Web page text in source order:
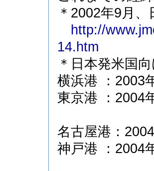
＊2002年9月
http://
14.htm
＊日本発米国
横浜港 ：2003
東京港 ：2004
名古屋港：
神戸港 ：2004